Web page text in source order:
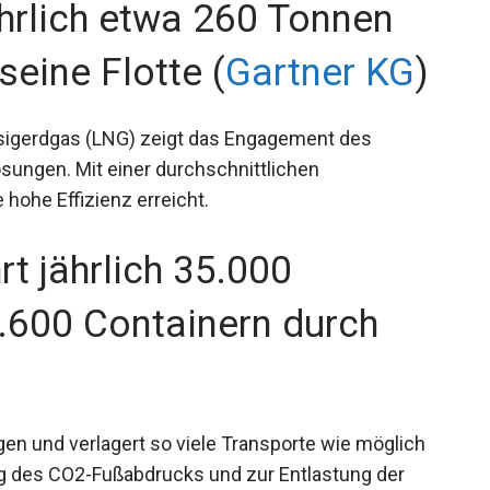
etwa 260 Tonnen
Flotte (Gartner KG)
(LNG) zeigt das Engagement des
Mit einer durchschnittlichen
hohe Effizienz erreicht.
jährlich 35.000
Containern durch
und verlagert so viele Transporte wie möglich
CO2-Fußabdrucks und zur Entlastung der